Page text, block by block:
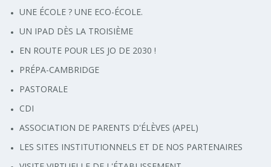
UNE ÉCOLE ? UNE ECO-ÉCOLE.
UN IPAD DÈS LA TROISIÈME
EN ROUTE POUR LES JO DE 2030 !
PRÉPA-CAMBRIDGE
PASTORALE
CDI
ASSOCIATION DE PARENTS D'ÉLÈVES (APEL)
LES SITES INSTITUTIONNELS ET DE NOS PARTENAIRES